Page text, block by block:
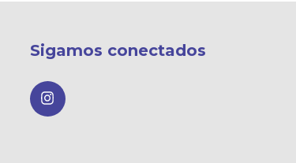
Sigamos conectados